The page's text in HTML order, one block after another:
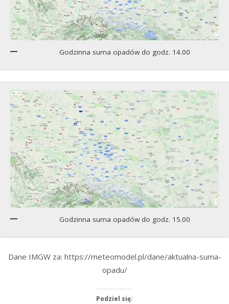
Godzinna suma opadów do godz. 14.00
Godzinna suma opadów do godz. 15.00
Dane IMGW za: https://meteomodel.pl/dane/aktualna-suma-
opadu/
Podziel się: